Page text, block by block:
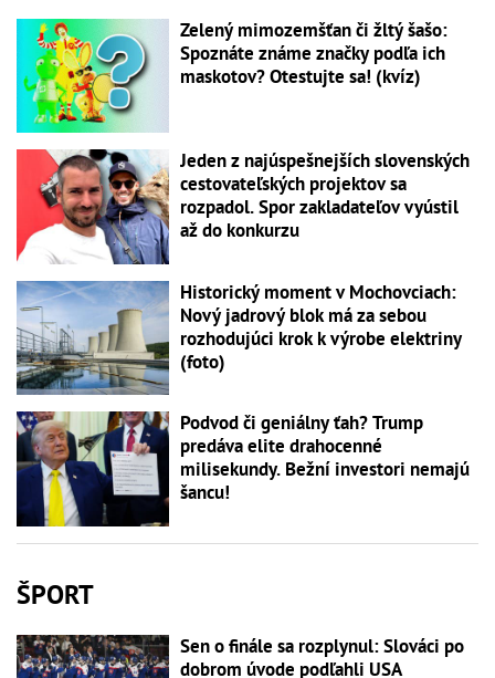
Zelený mimozemšťan či žltý šašo:
Spoznáte známe značky podľa ich
maskotov? Otestujte sa! (kvíz)
Jeden z najúspešnejších slovenských
cestovateľských projektov sa
rozpadol. Spor zakladateľov vyústil
až do konkurzu
Historický moment v Mochovciach:
Nový jadrový blok má za sebou
rozhodujúci krok k výrobe elektriny
(foto)
Podvod či geniálny ťah? Trump
predáva elite drahocenné
milisekundy. Bežní investori nemajú
šancu!
ŠPORT
Sen o finále sa rozplynul: Slováci po
dobrom úvode podľahli USA